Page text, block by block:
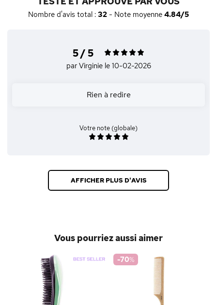
Nombre d'avis total : 32 - Note moyenne 4.84/5
5 / 5
par Virginie le 10-02-2026
Rien à redire
Votre note (globale)
AFFICHER PLUS D'AVIS
Vous pourriez aussi aimer
-70%